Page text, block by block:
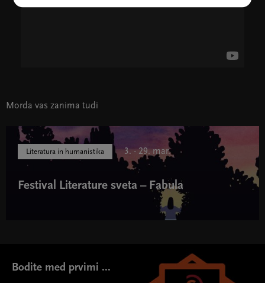
Morda vas zanima tudi
Literatura in humanistika 3. - 29. mar.
Festival Literature sveta – Fabula
Bodite med prvimi ...